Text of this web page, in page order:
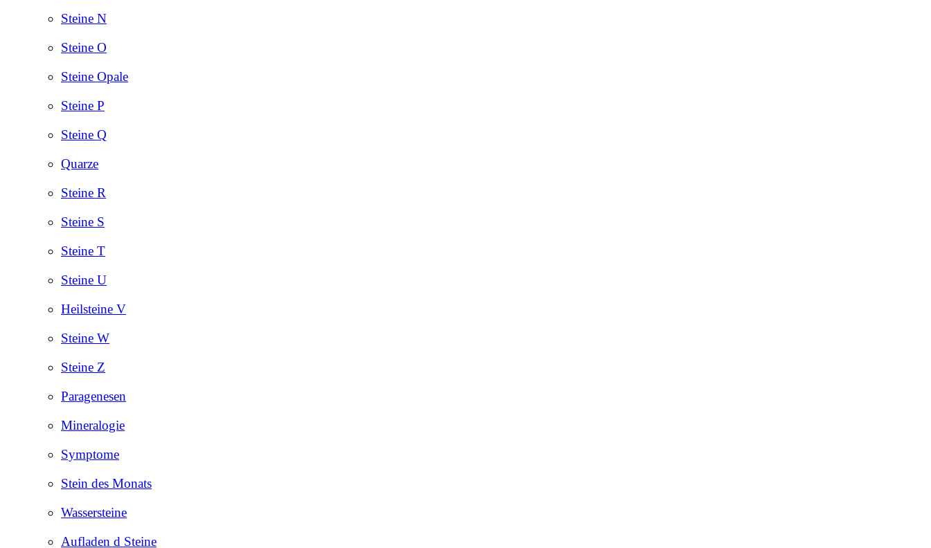
Steine N
Steine O
Steine Opale
Steine P
Steine Q
Quarze
Steine R
Steine S
Steine T
Steine U
Heilsteine V
Steine W
Steine Z
Paragenesen
Mineralogie
Symptome
Stein des Monats
Wassersteine
Aufladen d Steine